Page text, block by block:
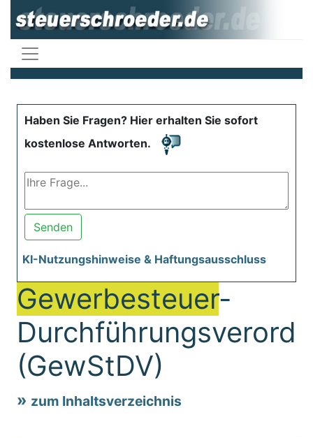
Haben Sie Fragen? Hier erhalten Sie sofort
kostenlose Antworten.
Senden
KI-Nutzungshinweise & Haftungsausschluss
Gewerbesteuer-
(GewStDV)
zum Inhaltsverzeichnis